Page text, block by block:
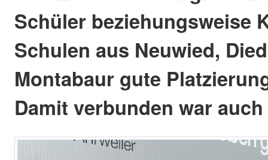
Schüler beziehungsweise
Schulen aus Neuwied,
Montabaur gute
Damit verbunden war